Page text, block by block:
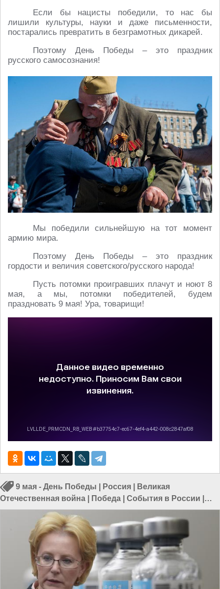
Если бы нацисты победили, то нас бы
лишили культуры, науки и даже письменности,
постарались превратить в безграмотных дикарей.
Поэтому День Победы – это праздник
русского самосознания!
Мы победили сильнейшую на тот момент
армию мира.
Поэтому День Победы – это праздник
гордости и величия советского/русского народа!
Пусть потомки проигравших плачут и ноют 8
мая, а мы, потомки победителей, будем
праздновать 9 мая! Ура, товарищи!
9 мая - День Победы Россия
Великая
Отечественная война
Победа События в России
Праздники в России